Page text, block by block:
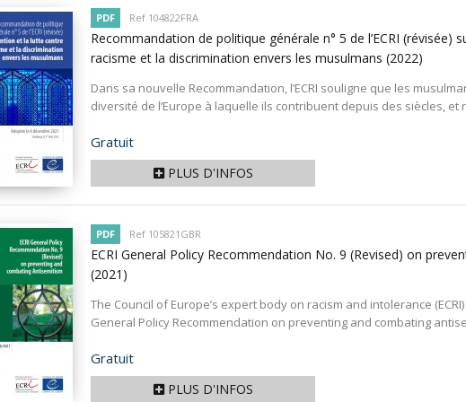
PDF Ref 104822FRA
Recommandation de politique générale n° 5 de l’ECRI
racisme et la discrimination envers les musulmans (2022)
Dans sa nouvelle Recommandation, l’ECRI souligne que les
diversité de l’Europe à laquelle ils contribuent depuis des siècles, et
Prix
Gratuit
PLUS D'INFOS
PDF Ref 105821GBR
ECRI General Policy Recommendation No. 9 (Revised) on
(2021)
The Council of Europe’s expert body on racism and intolerance
General Policy Recommendation on preventing and combating
Prix
Gratuit
PLUS D'INFOS